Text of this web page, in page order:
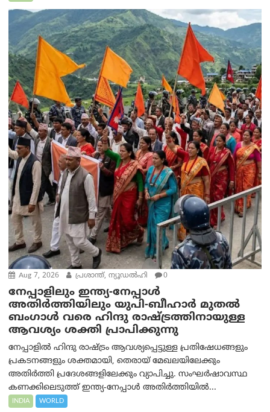
Aug 7, 2026 പ്രശാന്ത്, ന്യൂഡല്‍ഹി 0
നേപ്പാളിലും ഇന്ത്യ-നേപ്പാൾ
അതിർത്തിയിലും യുപി-ബീഹാർ മുതൽ
ബംഗാൾ വരെ ഹിന്ദു രാഷ്ട്രത്തിനായുള്ള
ആവശ്യം ശക്തി പ്രാപിക്കുന്നു
നേപ്പാളിൽ ഹിന്ദു രാഷ്ട്രം ആവശ്യപ്പെട്ടുള്ള പ്രതിഷേധങ്ങളും
പ്രകടനങ്ങളും ശക്തമായി, തെരായ് മേഖലയിലേക്കും
അതിർത്തി പ്രദേശങ്ങളിലേക്കും വ്യാപിച്ചു. സംഘർഷാവസ്ഥ
കണക്കിലെടുത്ത് ഇന്ത്യ-നേപ്പാൾ അതിർത്തിയിൽ...
INDIA WORLD